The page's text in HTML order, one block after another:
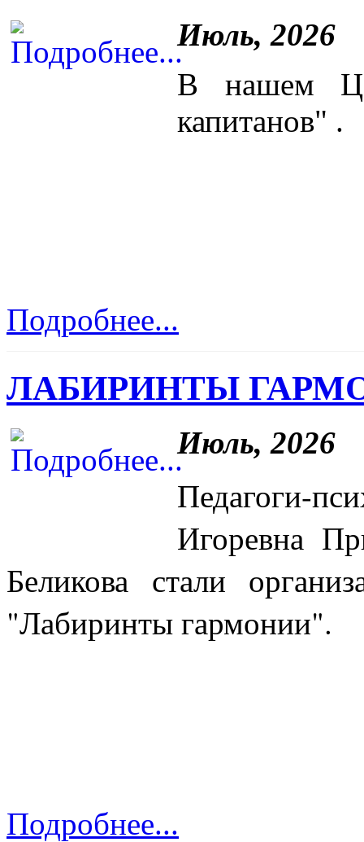
Июль, 2026
В нашем
капитанов" .
Подробнее...
ЛАБИРИНТЫ
Июль, 2026
Педагоги-
Игоревна
Беликова стали
"Лабиринты гармонии".
Подробнее...